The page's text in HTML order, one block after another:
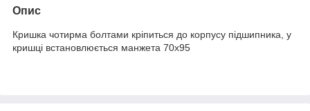
Опис
Кришка чотирма болтами кріпиться до корпусу підшипника, у
кришці встановлюється манжета 70х95